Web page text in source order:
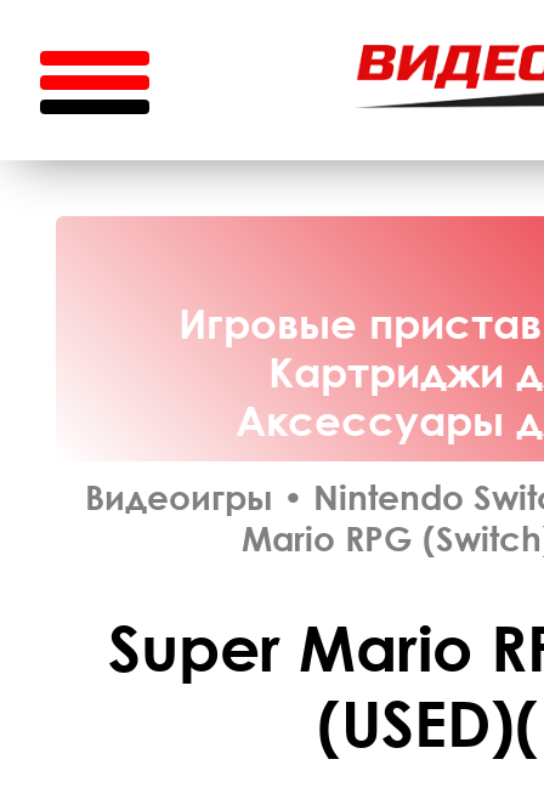
Игровые
Картриджи
Аксессуары
Видеоигры • Nintendo
Mario RPG
Super Mario